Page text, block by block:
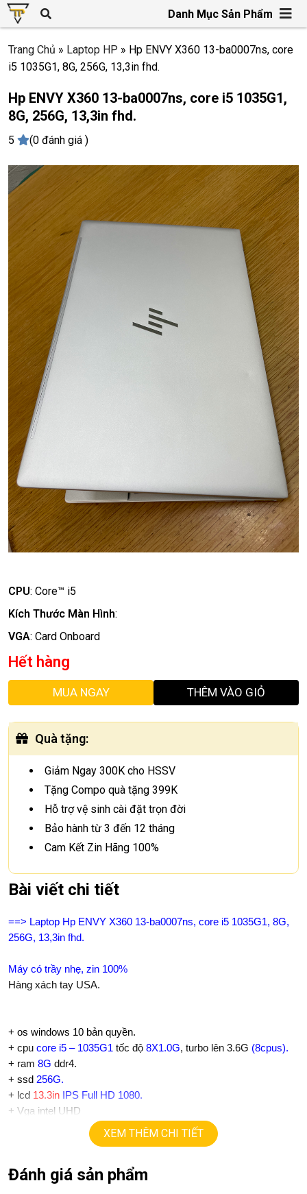
Danh Mục Sản Phẩm
Trang Chủ » Laptop HP » Hp ENVY X360 13-ba0007ns, core
i5 1035G1, 8G, 256G, 13,3in fhd.
Hp ENVY X360 13-ba0007ns, core i5 1035G1,
8G, 256G, 13,3in fhd.
5 (0 đánh giá )
CPU: Core™ i5
Kích Thước Màn Hình:
VGA: Card Onboard
Hết hàng
MUA NGAY THÊM VÀO GIỎ
Quà tặng:
Giảm Ngay 300K cho HSSV
Tặng Compo quà tặng 399K
Hỗ trợ vệ sinh cài đặt trọn đời
Bảo hành từ 3 đến 12 tháng
Cam Kết Zin Hãng 100%
Bài viết chi tiết
==> Laptop Hp ENVY X360 13-ba0007ns, core i5 1035G1, 8G,
256G, 13,3in fhd.
Máy có trầy nhẹ, zin 100%
Hàng xách tay USA.
+ os windows 10 bản quyền.
+ cpu core i5 – 1035G1 tốc độ 8X1.0G, turbo lên 3.6G (8cpus).
+ ram 8G ddr4.
+ ssd 256G.
+ lcd 13.3in IPS Full HD 1080.
+ Vga intel UHD
USB type C, usb 3.0, webcam, HDMI.
+ Pin 5-7h
XEM THÊM CHI TIẾT
Đánh giá sản phẩm